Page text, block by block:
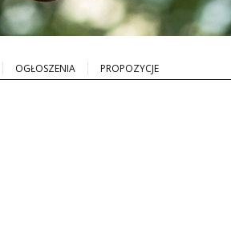
OGŁOSZENIA PROPOZYCJE